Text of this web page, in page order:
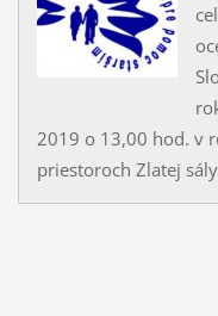
2019 o 13,00 hod. v
priestoroch Zlatej